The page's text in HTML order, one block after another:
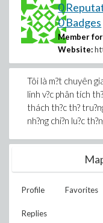
0
0 Badges
Member
Website:
Tôi là m?t chuyên
linh v?c phân tích
thách th?c th?
nh?ng chi?n lu?c
Profile Favorites
Replies